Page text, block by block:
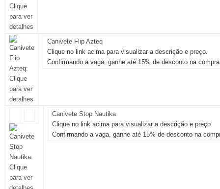
Canivete Flip Azteq
Clique no link acima para visualizar a descrição e preço.
Confirmando a vaga, ganhe até 15% de desconto na
Canivete Stop Nautika
Clique no link acima para visualizar a descrição e preço.
Confirmando a vaga, ganhe até 15% de desconto na